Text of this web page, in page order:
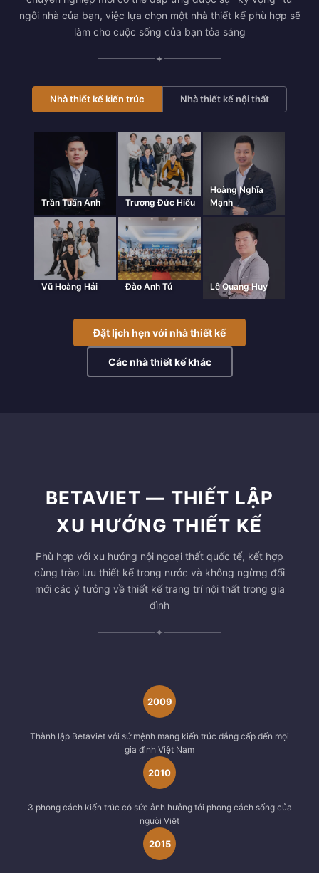
ngôi nhà của bạn, việc lựa chọn một nhà thiết kế phù hợp sẽ
làm cho cuộc sống của bạn tỏa sáng
✦
Nhà thiết kế kiến trúc Nhà thiết kế nội thất
Trần Tuấn Anh Trương Đức Hiếu
Hoàng Nghĩa
Mạnh
Vũ Hoàng Hải Đào Anh Tú Lê Quang Huy
Đặt lịch hẹn với nhà thiết kế
Các nhà thiết kế khác
BETAVIET — THIẾT LẬP
XU HƯỚNG THIẾT KẾ
Phù hợp với xu hướng nội ngoại thất quốc tế, kết hợp
cùng trào lưu thiết kế trong nước và không ngừng đổi
mới các ý tưởng về thiết kế trang trí nội thất trong gia
đình
✦
2009
Thành lập Betaviet với sứ mệnh mang kiến trúc đẳng cấp đến mọi
gia đình Việt Nam
2010
3 phong cách kiến trúc có sức ảnh hưởng tới phong cách sống của
người Việt
2015